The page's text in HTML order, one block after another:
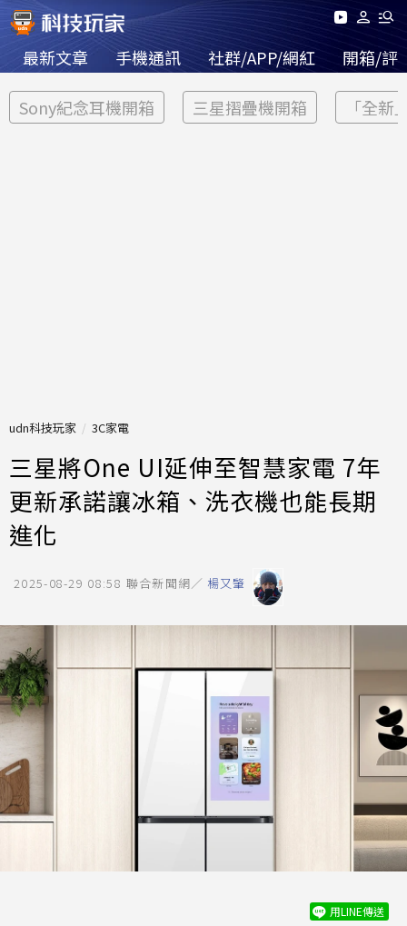
最新文章 手機通訊 社群/APP/網紅 開箱/評
Sony紀念耳機開箱 三星摺疊機開箱 「全新
udn科技玩家 3C家電
三星將One UI延伸至智慧家電 7年
更新承諾讓冰箱、洗衣機也能長期
進化
2025-08-29 08:58 聯合新聞網／ 楊又肇
用LINE傳送